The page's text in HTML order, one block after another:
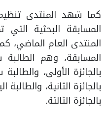
كما شهد المنتدى
المسابقة البحثية
المنتدى العام الماضي،
المسابقة، وهم
بالجائزة الأولى،
بالجائزة الثانية، والطالبة
بالجائزة الثالثة.